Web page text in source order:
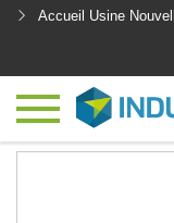
Accueil Usine